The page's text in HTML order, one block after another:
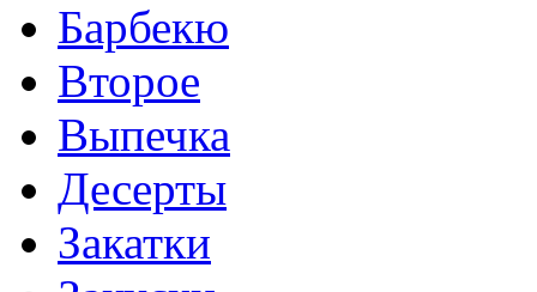
Барбекю
Второе
Выпечка
Десерты
Закатки